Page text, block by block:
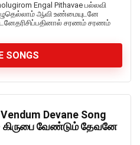
Engal Pithavae பல்லவி
ஆவி உண்மையுடனே
சரணம் சரணம்
SONGS
Devane Song
கிருபை வேண்டும் தேவனே